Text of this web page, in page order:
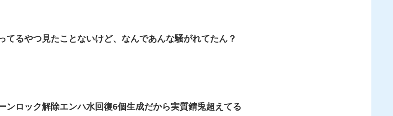
てるやつ見たことないけど、なんであんな騒がれてたん？
ンロック解除エンハ水回復6個生成だから実質錆兎超えてる